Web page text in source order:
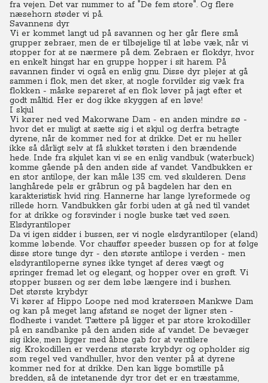
fra vejen. Det var nummer to af "De fem store". Og flere
næsehorn støder vi på.
Savannens dyr
Vi er kommet langt ud på savannen og her går flere små
grupper zebraer, men de er tilbøjelige til at løbe væk, når vi
stopper for at se nærmere på dem. Zebraen er flokdyr, hvor
en enkelt hingst har en gruppe hopper i sit harem. På
savannen finder vi også en enlig gnu. Disse dyr plejer at gå
sammen i flok, men det sker, at nogle forvilder sig væk fra
flokken - måske separeret af en flok løver på jagt efter et
godt måltid. Her er dog ikke skyggen af en løve!
I skjul
Vi kører ned ved Makorwane Dam - en anden mindre sø -
hvor det er muligt at sætte sig i et skjul og derfra betragte
dyrene, når de kommer ned for at drikke. Det er nu heller
ikke så dårligt selv at få slukket tørsten i den brændende
hede. Inde fra skjulet kan vi se en enlig vandbuk (waterbuck)
komme gående på den anden side af vandet. Vandbukken er
en stor antilope, der kan måle 135 cm. ved skulderen. Dens
langhårede pels er gråbrun og på bagdelen har den en
karakteristisk hvid ring. Hannerne har lange lyreformede og
rillede horn. Vandbukken går forbi uden at gå ned til vandet
for at drikke og forsvinder i nogle buske tæt ved søen.
Elsdyrantiloper
Da vi igen sidder i bussen, ser vi nogle elsdyrantiloper (eland)
komme løbende. Vor chauffør speeder bussen op for at følge
disse store tunge dyr - den største antilope i verden - men
elsdyrantiloperne synes ikke tynget af deres vægt og
springer fremad let og elegant, og hopper over en grøft. Vi
stopper bussen og ser dem løbe længere ind i bushen.
Det største krybdyr
Vi kører af Hippo Loope ned mod kratersøen Mankwe Dam
og kan på meget lang afstand se noget der ligner sten -
flodheste i vandet. Tættere på ligger et par store krokodiller
på en sandbanke på den anden side af vandet. De bevæger
sig ikke, men ligger med åbne gab for at ventilere
sig. Krokodillen er verdens største krybdyr og opholder sig
som regel ved vandhuller, hvor den venter på at dyrene
kommer ned for at drikke. Den kan ligge bomstille på
bredden, så de intetanende dyr tror det er en træstamme,